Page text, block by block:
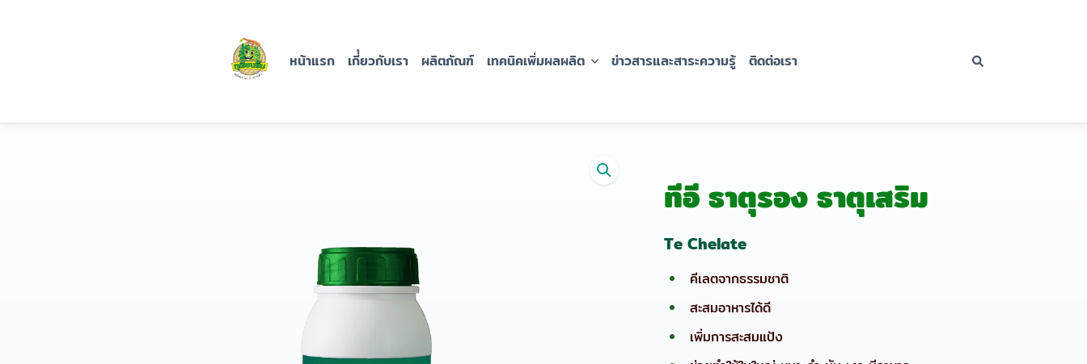
หน้าแรก เกี่่ยวกับเรา ผลิตภัณฑ์ เทคนิคเพิ่มผลผลิต ข่าวสารและสาระความรู้ ติดต่อเรา
ทีอี ธาตุรอง ธาตุเสริม
Te Chelate
คีเลตจากธรรมชาติ
สะสมอาหารได้ดี
เพิ่มการสะสมแป้ง